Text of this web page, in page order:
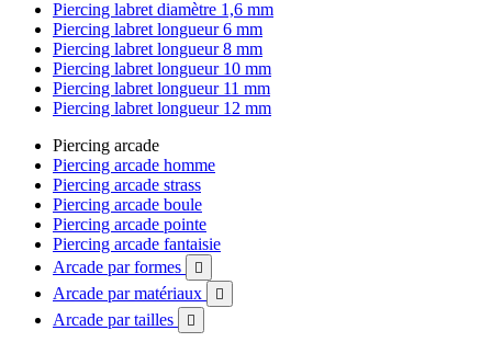
Piercing labret diamètre 1,6 mm
Piercing labret longueur 6 mm
Piercing labret longueur 8 mm
Piercing labret longueur 10 mm
Piercing labret longueur 11 mm
Piercing labret longueur 12 mm
Piercing arcade
Piercing arcade homme
Piercing arcade strass
Piercing arcade boule
Piercing arcade pointe
Piercing arcade fantaisie
Arcade par formes

Arcade par matériaux 
Arcade par tailles 